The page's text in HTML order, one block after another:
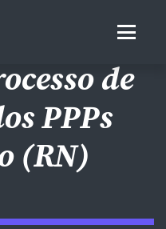
de
PPPs
(RN)